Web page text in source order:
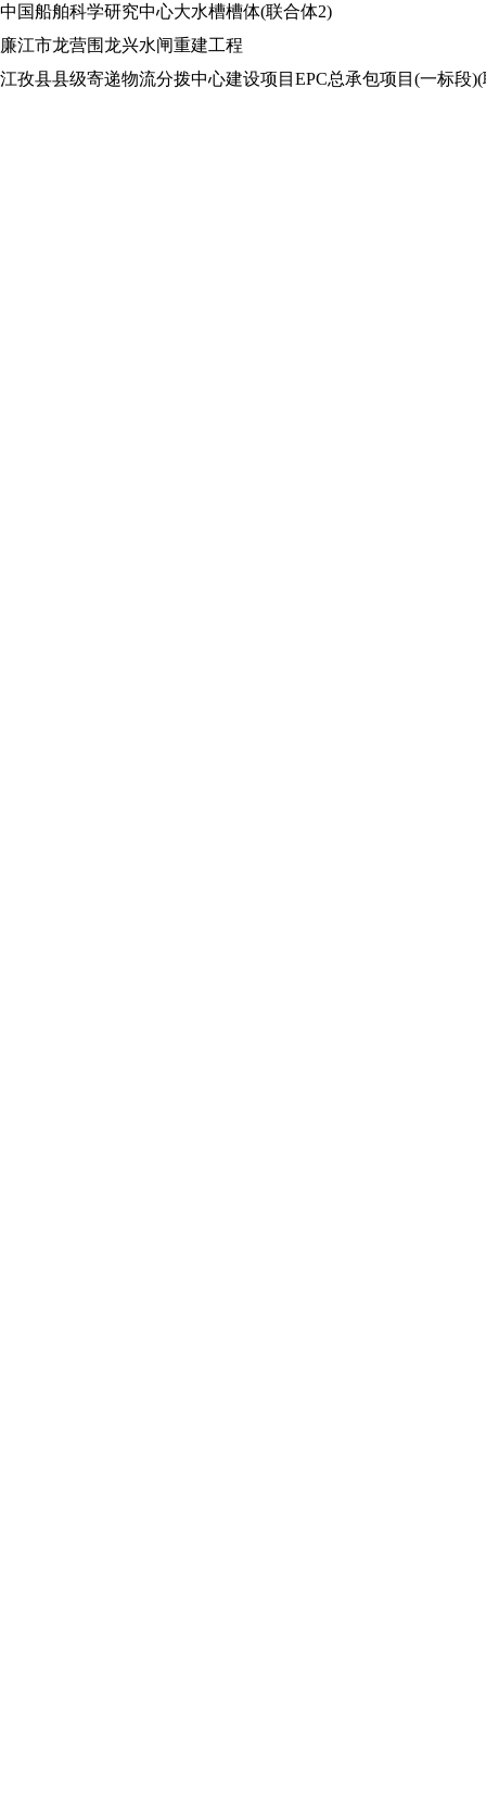
中国船舶科学研究中心大水槽槽体(联合体2)
廉江市龙营围龙兴水闸重建工程
江孜县县级寄递物流分拨中心建设项目EPC总承包项目(一标段